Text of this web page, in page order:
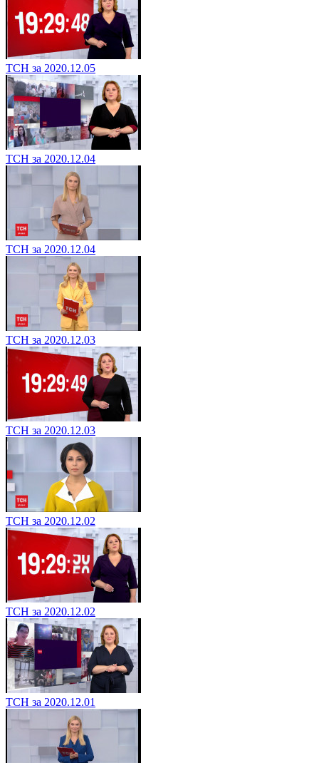
ТСН за 2020.12.05
ТСН за 2020.12.04
ТСН за 2020.12.04
ТСН за 2020.12.03
ТСН за 2020.12.03
ТСН за 2020.12.02
ТСН за 2020.12.02
ТСН за 2020.12.01